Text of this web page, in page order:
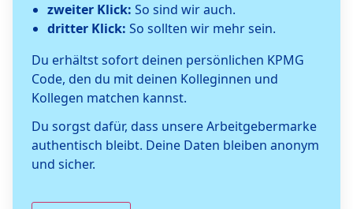
zweiter Klick: So sind wir auch.
dritter Klick: So sollten wir mehr sein.
Du erhältst sofort deinen persönlichen KPMG
Code, den du mit deinen Kolleginnen und
Kollegen matchen kannst.
Du sorgst dafür, dass unsere Arbeitgebermarke
authentisch bleibt. Deine Daten bleiben anonym
und sicher.